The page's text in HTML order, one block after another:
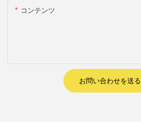
コンテンツ
お問い合わせを送る